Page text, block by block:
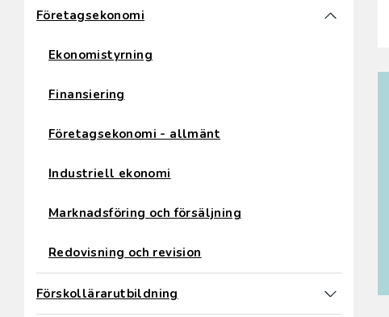
Företagsekonomi
Ekonomistyrning
Finansiering
Företagsekonomi - allmänt
Industriell ekonomi
Marknadsföring och försäljning
Redovisning och revision
Förskollärarutbildning